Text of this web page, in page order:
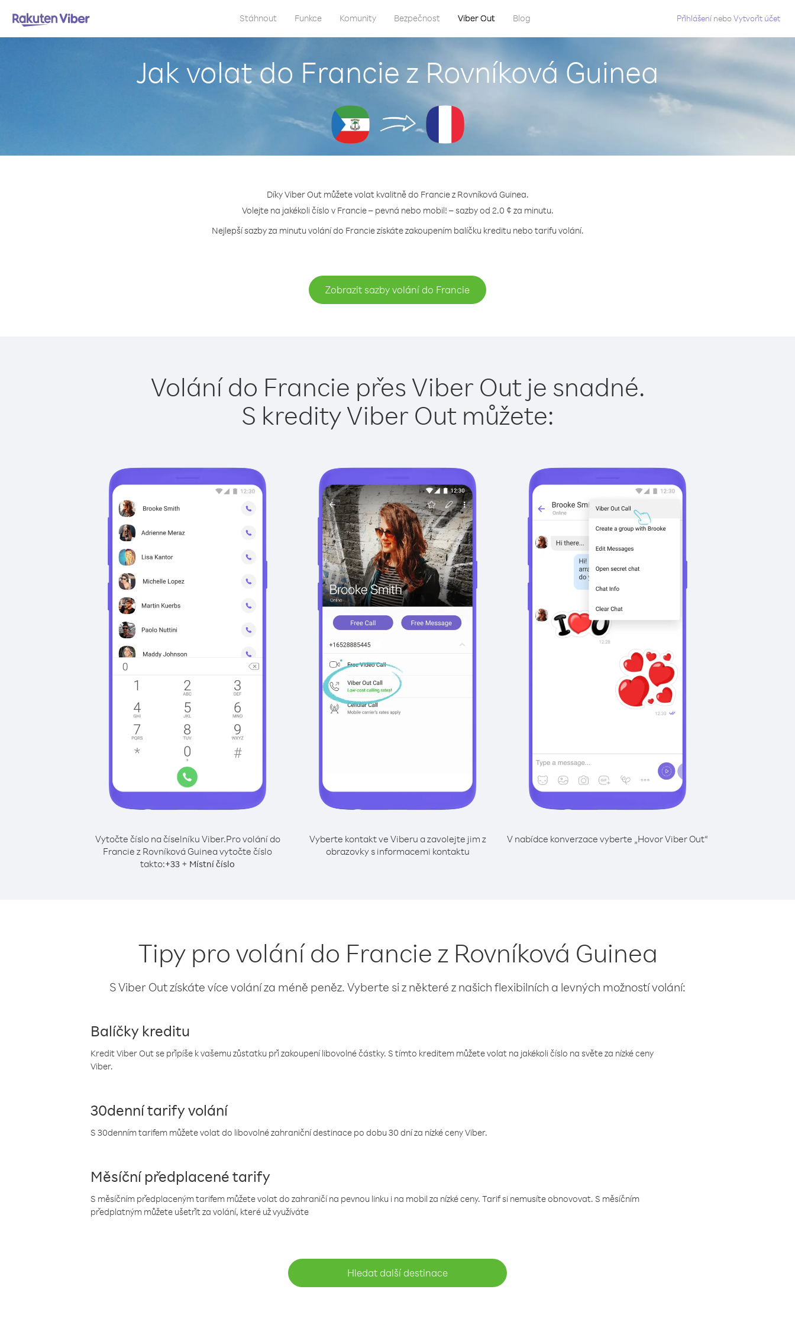
Stáhnout Funkce Komunity Bezpečnost Viber Out Blog Přihlášení neboVytvořit účet
Jak volat do Francie z Rovníková Guinea
Díky Viber Out můžete volat kvalitně do Francie z Rovníková Guinea.
Volejte na jakékoli číslo v Francie – pevná nebo mobil! – sazby od 2.0 ¢ za minutu.
Nejlepší sazby za minutu volání do Francie získáte zakoupením balíčku kreditu nebo tarifu volání.
Zobrazit sazby volání do Francie
Volání do Francie přes Viber Out je snadné.
S kredity Viber Out můžete:
Vytočte číslo na číselníku Viber.Pro volání do
Francie z Rovníková Guinea vytočte číslo
takto:+33 + Místní číslo
Vyberte kontakt ve Viberu a zavolejte jim z
obrazovky s informacemi kontaktu
V nabídce konverzace vyberte „Hovor Viber Out“
Tipy pro volání do Francie z Rovníková Guinea
S Viber Out získáte více volání za méně peněz. Vyberte si z některé z našich flexibilních a levných možností volání:
Balíčky kreditu
Kredit Viber Out se připíše k vašemu zůstatku při zakoupení libovolné částky. S tímto kreditem můžete volat na jakékoli číslo na světe za nízké ceny
Viber.
30denní tarify volání
S 30denním tarifem můžete volat do libovolné zahraniční destinace po dobu 30 dní za nízké ceny Viber.
Měsíční předplacené tarify
S měsíčním předplaceným tarifem můžete volat do zahraničí na pevnou linku i na mobil za nízké ceny. Tarif si nemusíte obnovovat. S měsíčním
předplatným můžete ušetřit za volání, které už využíváte
Hledat další destinace